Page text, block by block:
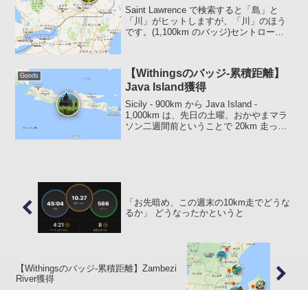
Saint Lawrence で検索すると「島」と
「川」がヒットしますが、「川」のほう
です。(1,100km のバッジ)セントローレ
Goods
【Withingsのバッジ-累積距離】
Java Island獲得
Sicily - 900km から Java Island -
1,000km は、先日の土曜、おかやまマラ
ソン二週間前ということで 20km 走った
「お先暗め、この週末の10km走でどうな
るか」 どうなったかというと
【Withingsのバッジ-累積距離】Zambezi
River獲得